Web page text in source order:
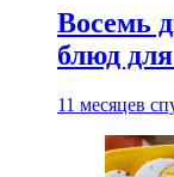
Восемь
блюд
11 месяцев